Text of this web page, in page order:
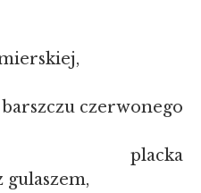
czerwonego
placka
gulaszem,